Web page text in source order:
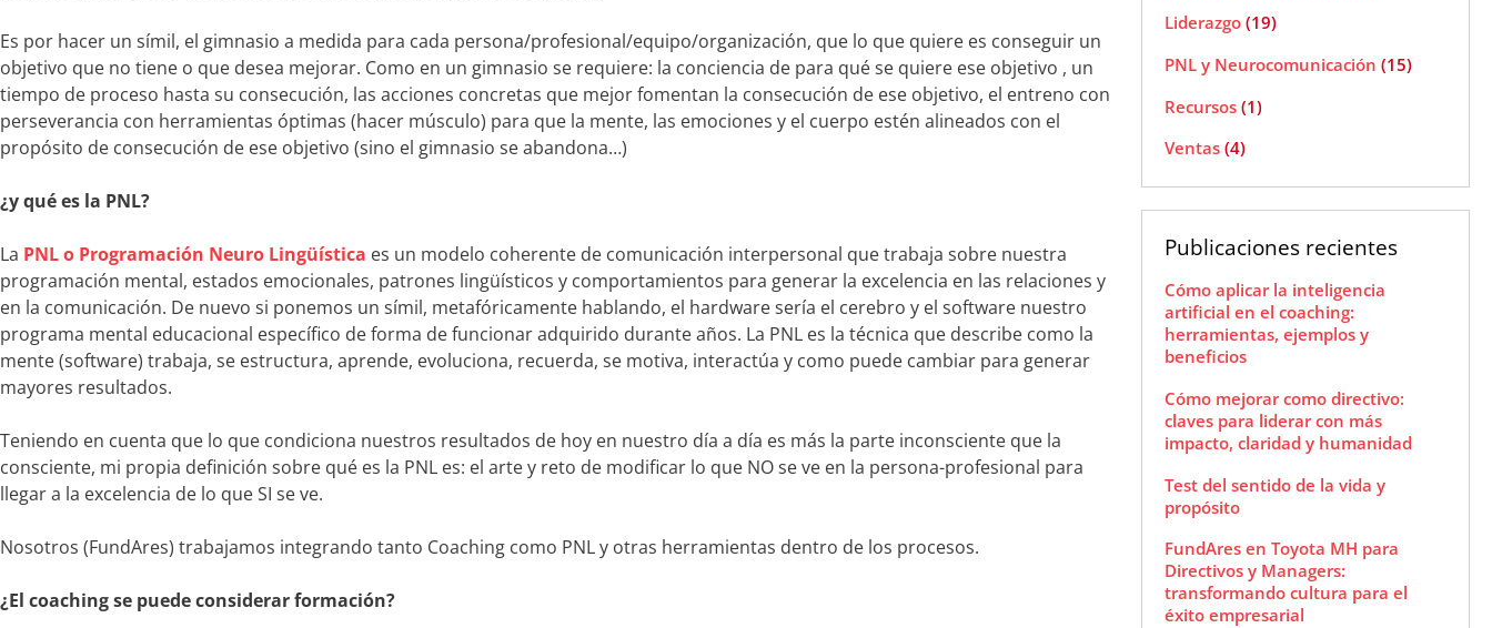
Es por hacer un símil, el gimnasio a medida para cada persona/profesional/equipo/organización, que lo que quiere es conseguir un
objetivo que no tiene o que desea mejorar. Como en un gimnasio se requiere: la conciencia de para qué se quiere ese objetivo , un
tiempo de proceso hasta su consecución, las acciones concretas que mejor fomentan la consecución de ese objetivo, el entreno con
perseverancia con herramientas óptimas (hacer músculo) para que la mente, las emociones y el cuerpo estén alineados con el
propósito de consecución de ese objetivo (sino el gimnasio se abandona…)
¿y qué es la PNL?
La PNL o Programación Neuro Lingüística es un modelo coherente de comunicación interpersonal que trabaja sobre nuestra
programación mental, estados emocionales, patrones lingüísticos y comportamientos para generar la excelencia en las relaciones y
en la comunicación. De nuevo si ponemos un símil, metafóricamente hablando, el hardware sería el cerebro y el software nuestro
programa mental educacional específico de forma de funcionar adquirido durante años. La PNL es la técnica que describe como la
mente (software) trabaja, se estructura, aprende, evoluciona, recuerda, se motiva, interactúa y como puede cambiar para generar
mayores resultados.
Teniendo en cuenta que lo que condiciona nuestros resultados de hoy en nuestro día a día es más la parte inconsciente que la
consciente, mi propia definición sobre qué es la PNL es: el arte y reto de modificar lo que NO se ve en la persona-profesional para
llegar a la excelencia de lo que SI se ve.
Nosotros (FundAres) trabajamos integrando tanto Coaching como PNL y otras herramientas dentro de los procesos.
¿El coaching se puede considerar formación?
Liderazgo (19)
PNL y Neurocomunicación (15)
Recursos (1)
Ventas (4)
Publicaciones recientes
Cómo aplicar la inteligencia
artificial en el coaching:
herramientas, ejemplos y
beneficios
Cómo mejorar como directivo:
claves para liderar con más
impacto, claridad y humanidad
Test del sentido de la vida y
propósito
FundAres en Toyota MH para
Directivos y Managers:
transformando cultura para el
éxito empresarial